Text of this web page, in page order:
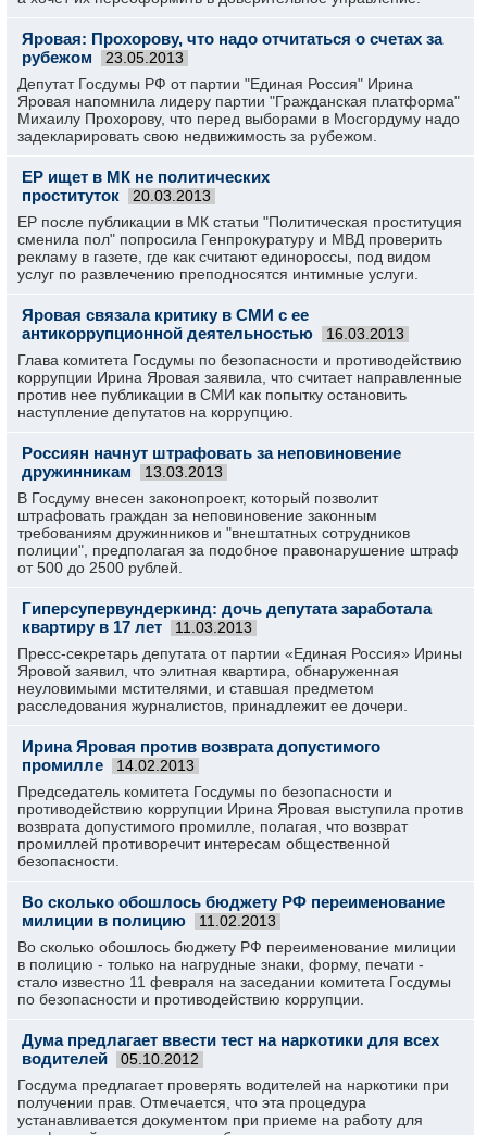
Яровая: Прохорову, что надо отчитаться о счетах за
рубежом
23.05.2013
Депутат Госдумы РФ от партии "Единая Россия" Ирина
Яровая напомнила лидеру партии "Гражданская платформа"
Михаилу Прохорову, что перед выборами в Мосгордуму надо
задекларировать свою недвижимость за рубежом.
ЕР ищет в МК не политических
проституток
20.03.2013
ЕР после публикации в МК статьи "Политическая проституция
сменила пол" попросила Генпрокуратуру и МВД проверить
рекламу в газете, где как считают единороссы, под видом
услуг по развлечению преподносятся интимные услуги.
Яровая связала критику в СМИ с ее
антикоррупционной деятельностью
16.03.2013
Глава комитета Госдумы по безопасности и противодействию
коррупции Ирина Яровая заявила, что считает направленные
против нее публикации в СМИ как попытку остановить
наступление депутатов на коррупцию.
Россиян начнут штрафовать за неповиновение
дружинникам
13.03.2013
В Госдуму внесен законопроект, который позволит
штрафовать граждан за неповиновение законным
требованиям дружинников и "внештатных сотрудников
полиции", предполагая за подобное правонарушение штраф
от 500 до 2500 рублей.
Гиперсупервундеркинд: дочь депутата заработала
квартиру в 17 лет
11.03.2013
Пресс-секретарь депутата от партии «Единая Россия» Ирины
Яровой заявил, что элитная квартира, обнаруженная
неуловимыми мстителями, и ставшая предметом
расследования журналистов, принадлежит ее дочери.
Ирина Яровая против возврата допустимого
промилле
14.02.2013
Председатель комитета Госдумы по безопасности и
противодействию коррупции Ирина Яровая выступила против
возврата допустимого промилле, полагая, что возврат
промиллей противоречит интересам общественной
безопасности.
Во сколько обошлось бюджету РФ переименование
милиции в полицию
11.02.2013
Во сколько обошлось бюджету РФ переименование милиции
в полицию - только на нагрудные знаки, форму, печати -
стало известно 11 февраля на заседании комитета Госдумы
по безопасности и противодействию коррупции.
Дума предлагает ввести тест на наркотики для всех
водителей
05.10.2012
Госдума предлагает проверять водителей на наркотики при
получении прав. Отмечается, что эта процедура
устанавливается документом при приеме на работу для